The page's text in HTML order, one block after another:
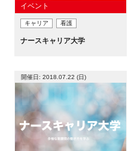
イベント
キャリア 看護
ナースキャリア大学
開催日: 2018.07.22 (日)